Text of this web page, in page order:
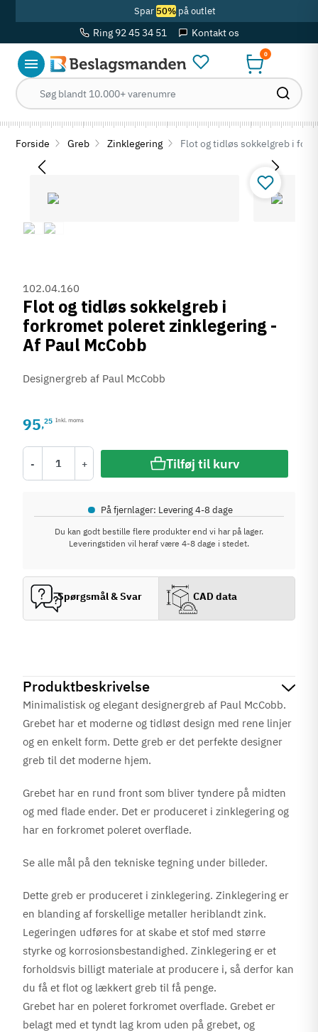
Spar 50%på outlet
Ring 92 45 34 51 Kontakt os
0
Forside Greb Zinklegering Flot og tidløs sokkelgreb i
Produktbeskrivelse
Minimalistisk og elegant designergreb af Paul McCobb.
Grebet har et moderne og tidløst design med rene linjer
og en enkelt form. Dette greb er det perfekte designer
greb til det moderne hjem.
Grebet har en rund front som bliver tyndere på midten
og med flade ender. Det er produceret i zinklegering og
har en forkromet poleret overflade.
Se alle mål på den tekniske tegning under billeder.
Dette greb er produceret i zinklegering. Zinklegering er
en blanding af forskellige metaller heriblandt zink.
Legeringen udføres for at skabe et stof med større
styrke og korrosionsbestandighed. Zinklegering er et
forholdsvis billigt materiale at producere i, så derfor kan
du få et flot og lækkert greb til få penge.
Grebet har en poleret forkromet overflade. Grebet er
belagt med et tyndt lag krom uden på grebet, og
102.04.160
Flot og tidløs sokkelgreb i
forkromet poleret zinklegering -
Af Paul McCobb
Designergreb af Paul McCobb
95,25 Inkl. moms
- + Tilføj til kurv
• På fjernlager: Levering 4-8 dage
Du kan godt bestille flere produkter end vi har på lager.
Leveringstiden vil heraf være 4-8 dage i stedet.
Spørgsmål & Svar CAD data